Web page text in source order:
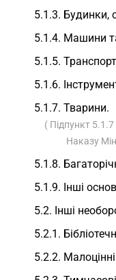
5.1.3. Будинки,
5.1.4. Машини
5.1.5.
5.1.6.
5.1.7. Тварини.
( Підпункт 5.1.7
Наказу
5.1.8.
5.1.9. Інші
5.2. Інші
5.2.1.
5.2.2.